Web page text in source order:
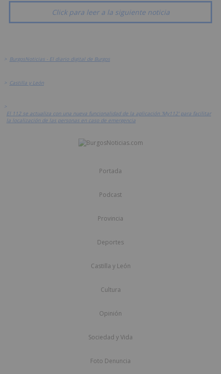
Click para leer a la siguiente noticia
> BurgosNoticias - El diario digital de Burgos
> Castilla y León
>
El 112 se actualiza con una nueva funcionalidad de la aplicación 'My112' para facilitar
la localización de las personas en caso de emergencia
Portada
Podcast
Provincia
Deportes
Castilla y León
Cultura
Opinión
Sociedad y Vida
Foto Denuncia